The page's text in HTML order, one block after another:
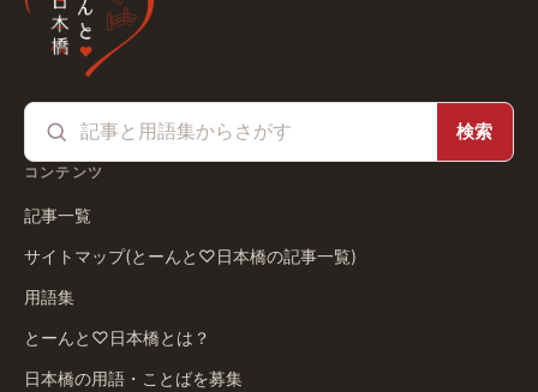
検索
コンテンツ
記事一覧
サイトマップ(とーんと♡日本橋の記事一覧)
用語集
とーんと♡日本橋とは？
日本橋の用語・ことばを募集